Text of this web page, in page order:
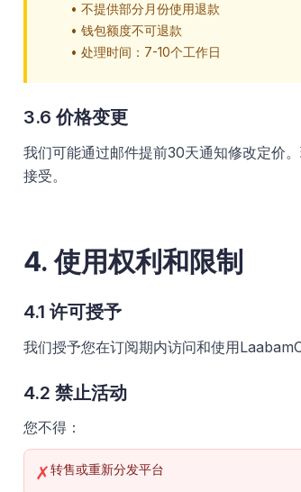
• 不提供部分月份使用退款
• 钱包额度不可退款
• 处理时间：7-10个工作日
3.6 价格变更
我们可能通过邮件提前30天通知修改定价
接受。
4. 使用权利和限制
4.1 许可授予
我们授予您在订阅期内访问和使用
4.2 禁止活动
您不得：
✗转售或重新分发平台